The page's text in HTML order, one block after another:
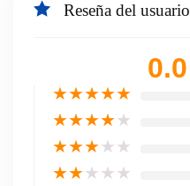
Reseña del usuario
0.0
★★★★★
★★★★★
★★★★★
★★★★★